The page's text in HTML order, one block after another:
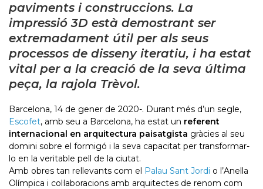
paviments i construccions. La
impressió 3D està demostrant ser
extremadament útil per als seus
processos de disseny iteratiu, i ha estat
vital per a la creació de la seva última
peça, la rajola Trèvol.
Barcelona, ​​14 de gener de 2020-. Durant més d’un segle,
Escofet, amb seu a Barcelona, ​​ha estat un referent
internacional en arquitectura paisatgista gràcies al seu
domini sobre el formigó i la seva capacitat per transformar-
lo en la veritable pell de la ciutat.
Amb obres tan rellevants com el Palau Sant Jordi o l’Anella
Olímpica i col·laboracions amb arquitectes de renom com